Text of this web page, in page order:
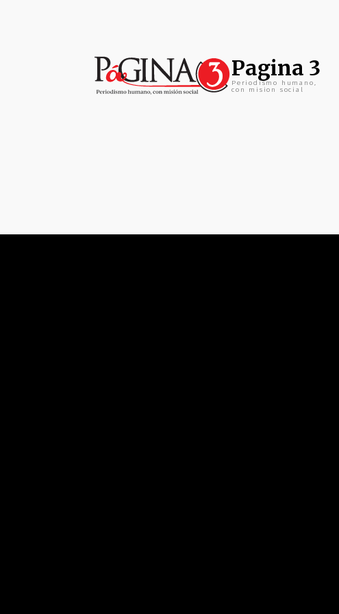
Pagina 3
Periodismo humano,
con mision social